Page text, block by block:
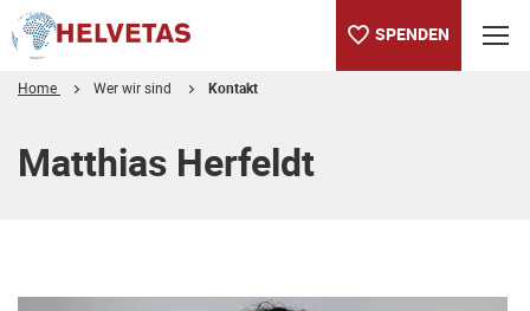
SPENDEN
Home Wer wir sind Kontakt
Matthias Herfeldt